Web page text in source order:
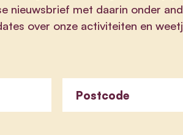
nieuwsbrief met daarin onder
over onze activiteiten en
Postcode